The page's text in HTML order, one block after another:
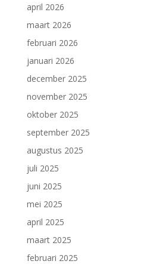
april 2026
maart 2026
februari 2026
januari 2026
december 2025
november 2025
oktober 2025
september 2025
augustus 2025
juli 2025
juni 2025
mei 2025
april 2025
maart 2025
februari 2025